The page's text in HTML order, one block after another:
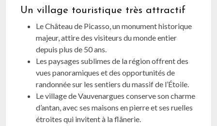
Un village touristique très attractif
Le Château de Picasso, un monument historique
majeur, attire des visiteurs du monde entier
depuis plus de 50 ans.
Les paysages sublimes de la région offrent des
vues panoramiques et des opportunités de
randonnée sur les sentiers du massif de l’Étoile.
Le village de Vauvenargues conserve son charme
d’antan, avec ses maisons en pierre et ses ruelles
étroites qui invitent à la flânerie.